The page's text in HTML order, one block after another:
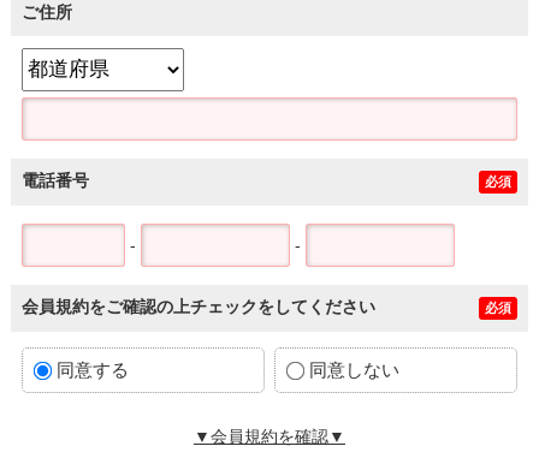
ご住所
電話番号 必須
- -
会員規約をご確認の上チェックをしてください 必須
同意する 同意しない
▼会員規約を確認▼